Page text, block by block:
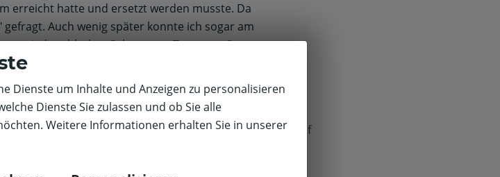
erreicht hatte und ersetzt werden musste. Da
Auch wenig später konnte ich sogar am
wieder abholen. Sehr nettes Team vor Ort.
Zeit für den Papierkram beim Abgeben und
auch nur Ihren Job. Bin erneut sehr zufrieden,
bei gegebenen Anlass wieder zu Euch.
Dienste um Inhalte und Anzeigen zu personalisieren
Dienste Sie zulassen und ob Sie alle
Weitere Informationen erhalten Sie in unserer
f